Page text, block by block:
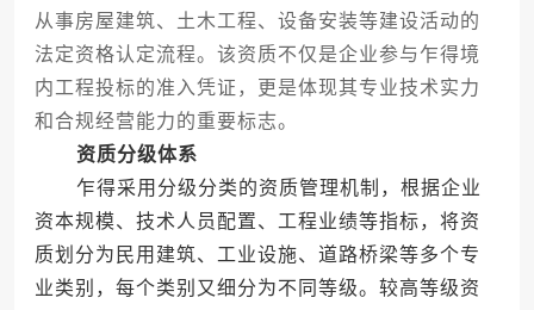
从事房屋建筑、土木工程、设备安装等建设活动的
法定资格认定流程。该资质不仅是企业参与乍得境
内工程投标的准入凭证，更是体现其专业技术实力
和合规经营能力的重要标志。
资质分级体系
乍得采用分级分类的资质管理机制，根据企业
资本规模、技术人员配置、工程业绩等指标，将资
质划分为民用建筑、工业设施、道路桥梁等多个专
业类别，每个类别又细分为不同等级。较高等级资